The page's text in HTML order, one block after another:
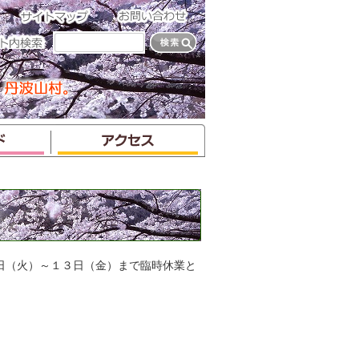
火）～１３日（金）まで臨時休業と